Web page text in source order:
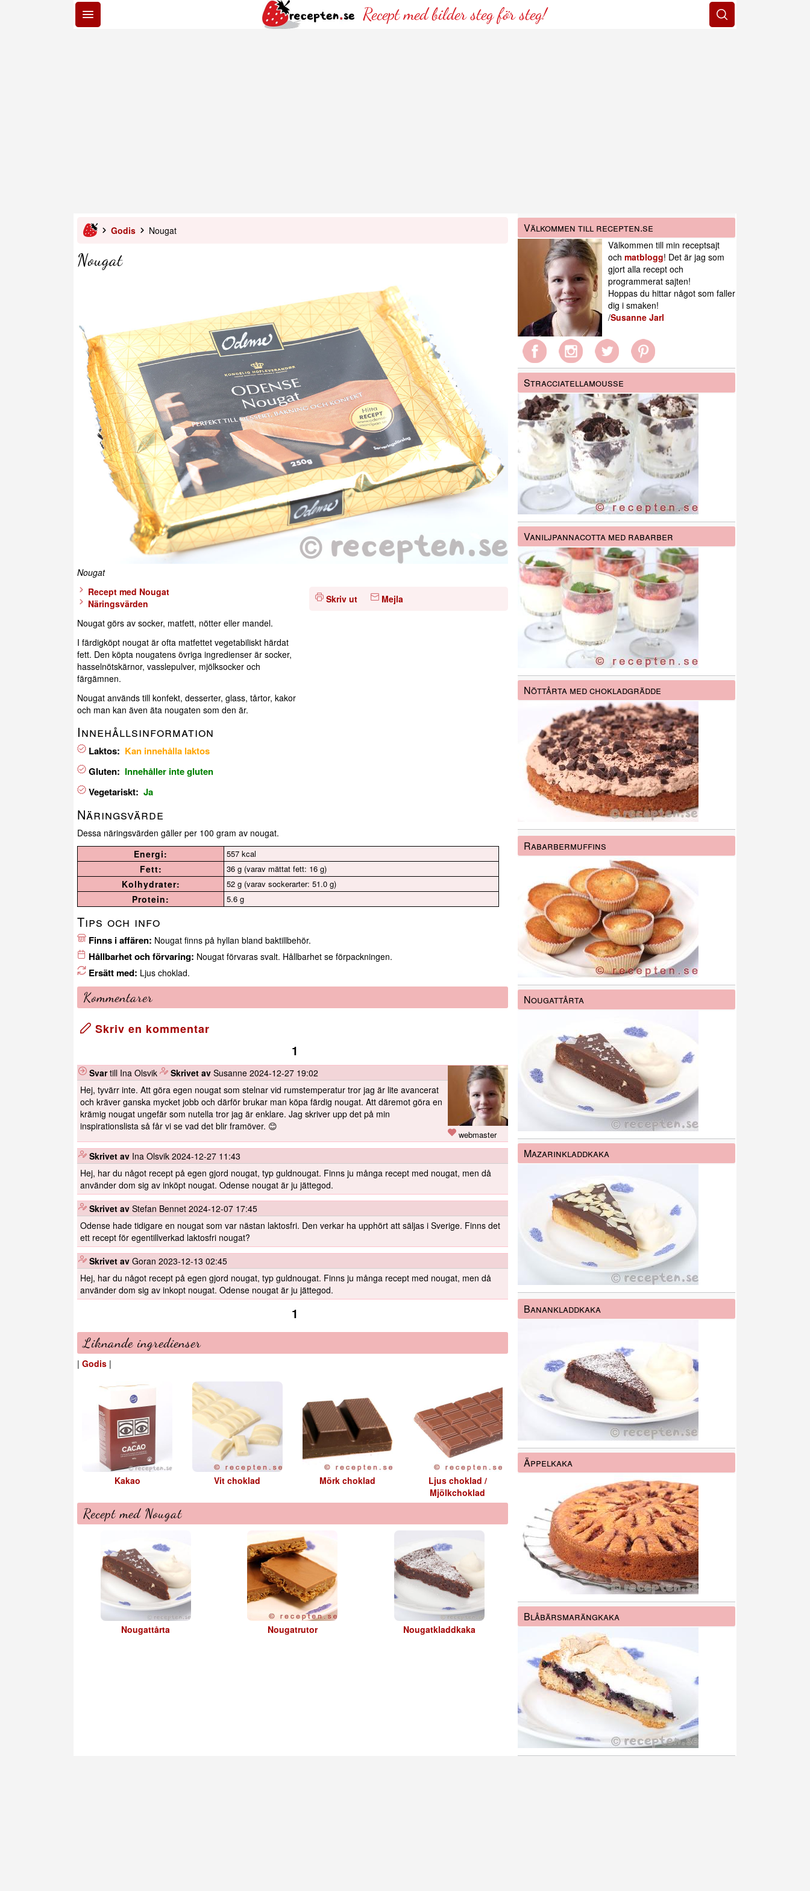
Recept med bilder steg för steg!
Godis Nougat
Nougat
Nougat
Skriv ut Mejla
Recept med Nougat
Näringsvärden
Nougat görs av socker, matfett, nötter eller mandel.
I färdigköpt nougat är ofta matfettet vegetabiliskt härdat
fett. Den köpta nougatens övriga ingredienser är socker,
hasselnötskärnor, vasslepulver, mjölksocker och
färgämnen.
Nougat används till konfekt, desserter, glass, tårtor, kakor
och man kan även äta nougaten som den är.
Innehållsinformation
Laktos: Kan innehålla laktos
Gluten: Innehåller inte gluten
Vegetariskt: Ja
Näringsvärde
Dessa näringsvärden gäller per 100 gram av nougat.
Energi:
557 kcal
Fett: 36 g (varav mättat fett: 16 g)
Kolhydrater: 52 g (varav sockerarter: 51.0 g)
Protein: 5.6 g
Tips och info
Finns i affären: Nougat finns på hyllan bland baktillbehör.
Hållbarhet och förvaring: Nougat förvaras svalt. Hållbarhet se förpackningen.
Ersätt med: Ljus choklad.
Kommentarer
Skriv en kommentar
1
webmaster
Svartill Ina Olsvik Skrivet av Susanne 2024-12-27 19:02
Hej, tyvärr inte. Att göra egen nougat som stelnar vid rumstemperatur tror jag är lite avancerat
och kräver ganska mycket jobb och därför brukar man köpa färdig nougat. Att däremot göra en
krämig nougat ungefär som nutella tror jag är enklare. Jag skriver upp det på min
inspirationslista så får vi se vad det blir framöver. 😊
Skrivet av Ina Olsvik 2024-12-27 11:43
Hej, har du något recept på egen gjord nougat, typ guldnougat. Finns ju många recept med nougat, men då
använder dom sig av inköpt nougat. Odense nougat är ju jättegod.
Skrivet av Stefan Bennet 2024-12-07 17:45
Odense hade tidigare en nougat som var nästan laktosfri. Den verkar ha upphört att säljas i Sverige. Finns det
ett recept för egentillverkad laktosfri nougat?
Skrivet av Goran 2023-12-13 02:45
Hej, har du något recept på egen gjord nougat, typ guldnougat. Finns ju många recept med nougat, men då
använder dom sig av inkopt nougat. Odense nougat är ju jättegod.
1
Liknande ingredienser
| Godis |
Kakao Vit choklad Mörk choklad
Ljus choklad /
Mjölkchoklad
Recept med Nougat
Nougattårta Nougatrutor Nougatkladdkaka
Välkommen till recepten.se
Välkommen till min receptsajt
och matblogg! Det är jag som
gjort alla recept och
programmerat sajten!
Hoppas du hittar något som faller
dig i smaken!
/Susanne Jarl
Stracciatellamousse
Vaniljpannacotta med rabarber
Nöttårta med chokladgrädde
Rabarbermuffins
Nougattårta
Mazarinkladdkaka
Banankladdkaka
Äppelkaka
Blåbärsmarängkaka